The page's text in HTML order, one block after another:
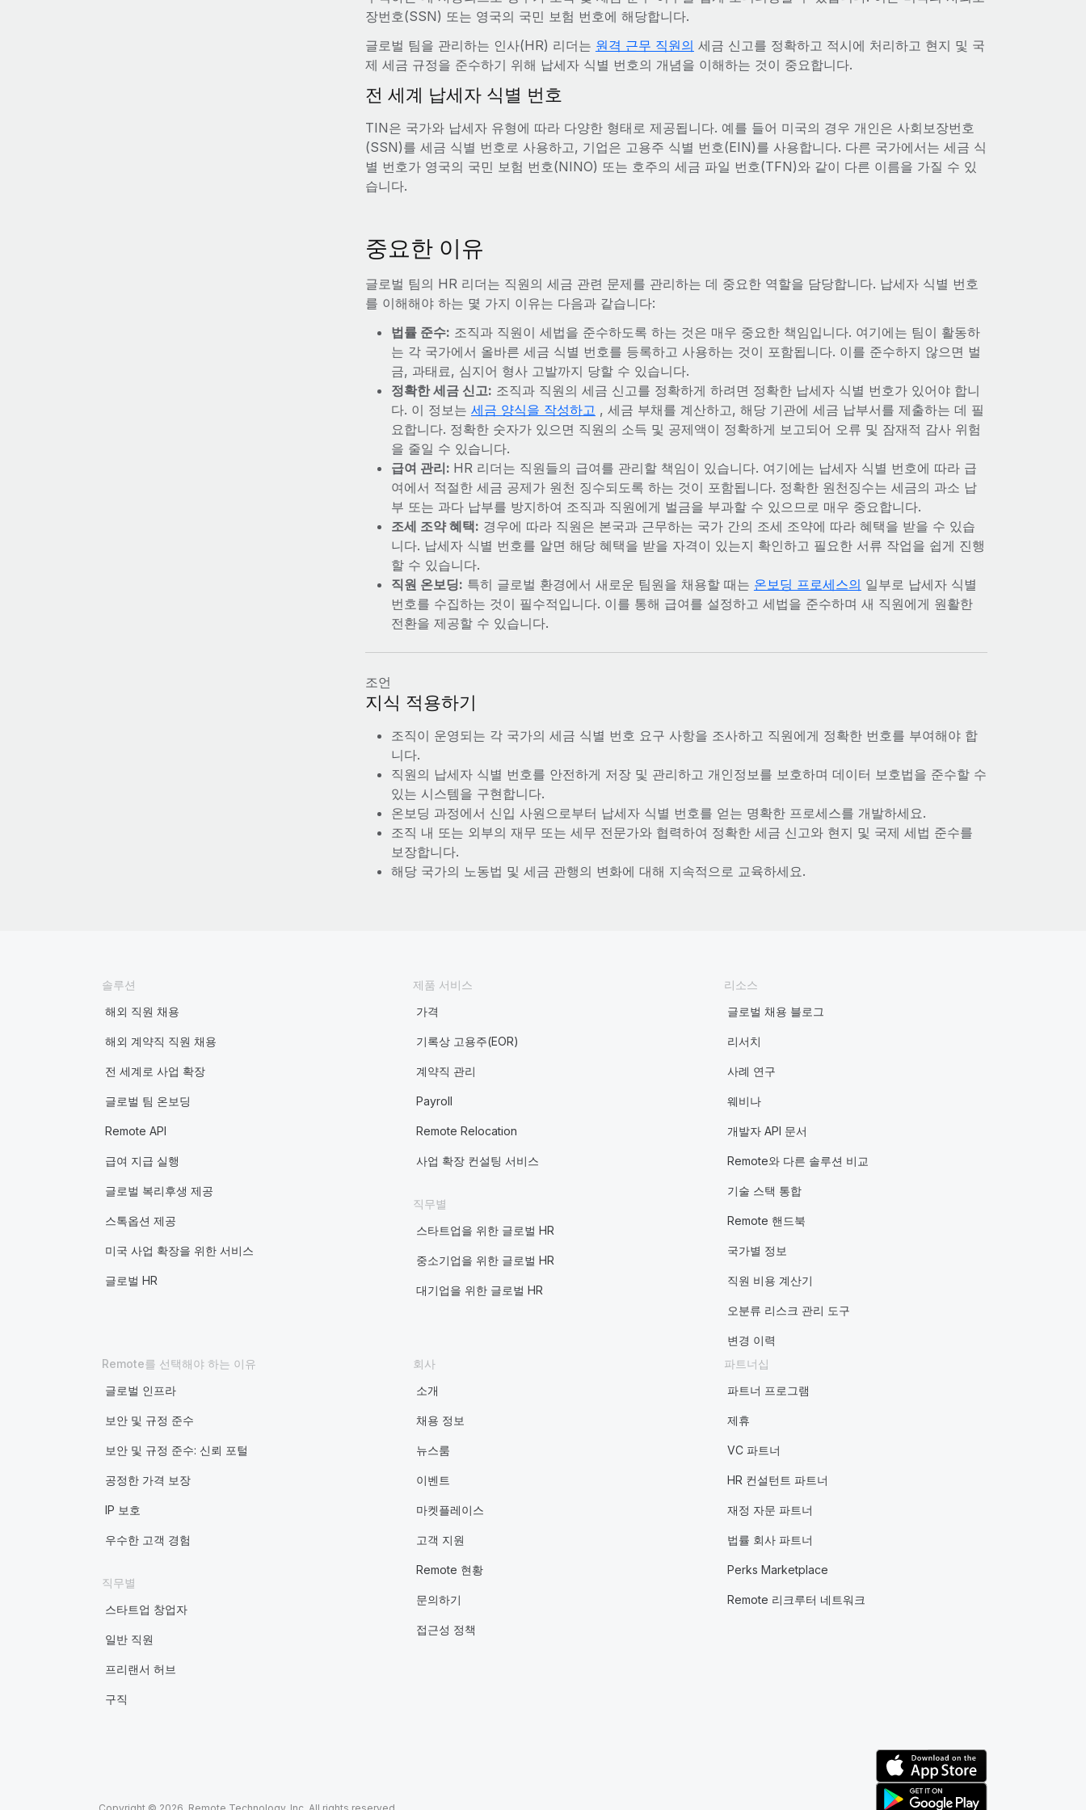
장번호(SSN) 또는 영국의 국민 보험 번호에 해당합니다.
글로벌 팀을 관리하는 인사(HR) 리더는 원격 근무 직원의 세금 신고를 정확하고 적시에 처리하고 현지 및 국
제 세금 규정을 준수하기 위해 납세자 식별 번호의 개념을 이해하는 것이 중요합니다.
전 세계 납세자 식별 번호
TIN은 국가와 납세자 유형에 따라 다양한 형태로 제공됩니다. 예를 들어 미국의 경우 개인은 사회보장번호
(SSN)를 세금 식별 번호로 사용하고, 기업은 고용주 식별 번호(EIN)를 사용합니다. 다른 국가에서는 세금 식
별 번호가 영국의 국민 보험 번호(NINO) 또는 호주의 세금 파일 번호(TFN)와 같이 다른 이름을 가질 수 있
습니다.
중요한 이유
글로벌 팀의 HR 리더는 직원의 세금 관련 문제를 관리하는 데 중요한 역할을 담당합니다. 납세자 식별 번호
를 이해해야 하는 몇 가지 이유는 다음과 같습니다:
법률 준수: 조직과 직원이 세법을 준수하도록 하는 것은 매우 중요한 책임입니다. 여기에는 팀이 활동하
는 각 국가에서 올바른 세금 식별 번호를 등록하고 사용하는 것이 포함됩니다. 이를 준수하지 않으면 벌
금, 과태료, 심지어 형사 고발까지 당할 수 있습니다.
정확한 세금 신고: 조직과 직원의 세금 신고를 정확하게 하려면 정확한 납세자 식별 번호가 있어야 합니
다. 이 정보는 세금 양식을 작성하고 , 세금 부채를 계산하고, 해당 기관에 세금 납부서를 제출하는 데 필
요합니다. 정확한 숫자가 있으면 직원의 소득 및 공제액이 정확하게 보고되어 오류 및 잠재적 감사 위험
을 줄일 수 있습니다.
급여 관리: HR 리더는 직원들의 급여를 관리할 책임이 있습니다. 여기에는 납세자 식별 번호에 따라 급
여에서 적절한 세금 공제가 원천 징수되도록 하는 것이 포함됩니다. 정확한 원천징수는 세금의 과소 납
부 또는 과다 납부를 방지하여 조직과 직원에게 벌금을 부과할 수 있으므로 매우 중요합니다.
조세 조약 혜택: 경우에 따라 직원은 본국과 근무하는 국가 간의 조세 조약에 따라 혜택을 받을 수 있습
니다. 납세자 식별 번호를 알면 해당 혜택을 받을 자격이 있는지 확인하고 필요한 서류 작업을 쉽게 진행
할 수 있습니다.
직원 온보딩: 특히 글로벌 환경에서 새로운 팀원을 채용할 때는 온보딩 프로세스의 일부로 납세자 식별
번호를 수집하는 것이 필수적입니다. 이를 통해 급여를 설정하고 세법을 준수하며 새 직원에게 원활한
전환을 제공할 수 있습니다.
조언
지식 적용하기
조직이 운영되는 각 국가의 세금 식별 번호 요구 사항을 조사하고 직원에게 정확한 번호를 부여해야 합
니다.
직원의 납세자 식별 번호를 안전하게 저장 및 관리하고 개인정보를 보호하며 데이터 보호법을 준수할 수
있는 시스템을 구현합니다.
온보딩 과정에서 신입 사원으로부터 납세자 식별 번호를 얻는 명확한 프로세스를 개발하세요.
조직 내 또는 외부의 재무 또는 세무 전문가와 협력하여 정확한 세금 신고와 현지 및 국제 세법 준수를
보장합니다.
해당 국가의 노동법 및 세금 관행의 변화에 대해 지속적으로 교육하세요.
솔루션
해외 직원 채용
해외 계약직 직원 채용
전 세계로 사업 확장
글로벌 팀 온보딩
Remote API
급여 지급 실행
글로벌 복리후생 제공
스톡옵션 제공
미국 사업 확장을 위한 서비스
글로벌 HR
제품 서비스
가격
기록상 고용주(EOR)
계약직 관리
Payroll
Remote Relocation
사업 확장 컨설팅 서비스
직무별
스타트업을 위한 글로벌 HR
중소기업을 위한 글로벌 HR
대기업을 위한 글로벌 HR
리소스
글로벌 채용 블로그
리서치
사례 연구
웨비나
개발자 API 문서
Remote와 다른 솔루션 비교
기술 스택 통합
Remote 핸드북
국가별 정보
직원 비용 계산기
오분류 리스크 관리 도구
변경 이력
Remote를 선택해야 하는 이유
글로벌 인프라
보안 및 규정 준수
보안 및 규정 준수: 신뢰 포털
공정한 가격 보장
IP 보호
우수한 고객 경험
직무별
스타트업 창업자
일반 직원
프리랜서 허브
구직
회사
소개
채용 정보
뉴스룸
이벤트
마켓플레이스
고객 지원
Remote 현황
문의하기
접근성 정책
파트너십
파트너 프로그램
제휴
VC 파트너
HR 컨설턴트 파트너
재정 자문 파트너
법률 회사 파트너
Perks Marketplace
Remote 리크루터 네트워크